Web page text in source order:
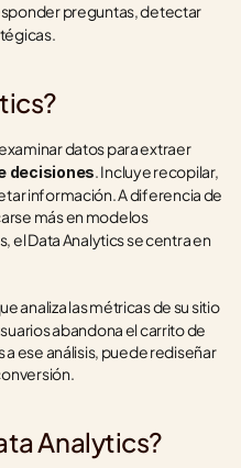
preguntas, detectar
datos para extraer
decisiones. Incluye recopilar,
información. A diferencia de
más en modelos
analiza las métricas de su sitio
abandona el carrito de
ese análisis, puede rediseñar
Analytics?